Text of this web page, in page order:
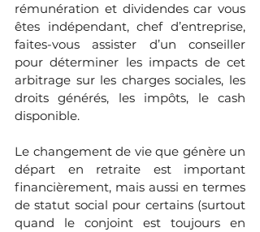
rémunération et dividendes car vous
êtes indépendant, chef d’entreprise,
faites-vous assister d’un conseiller
pour déterminer les impacts de cet
arbitrage sur les charges sociales, les
droits générés, les impôts, le cash
disponible.
Le changement de vie que génère un
départ en retraite est important
financièrement, mais aussi en termes
de statut social pour certains (surtout
quand le conjoint est toujours en